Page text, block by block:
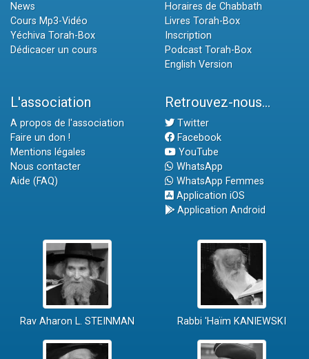
News
Cours Mp3-Vidéo
Yéchiva Torah-Box
Dédicacer un cours
Horaires de Chabbath
Livres Torah-Box
Inscription
Podcast Torah-Box
English Version
L'association
A propos de l'association
Faire un don !
Mentions légales
Nous contacter
Aide (FAQ)
Retrouvez-nous...
Twitter
Facebook
YouTube
WhatsApp
WhatsApp Femmes
Application iOS
Application Android
Rav Aharon L. STEINMAN Rabbi 'Haïm KANIEWSKI